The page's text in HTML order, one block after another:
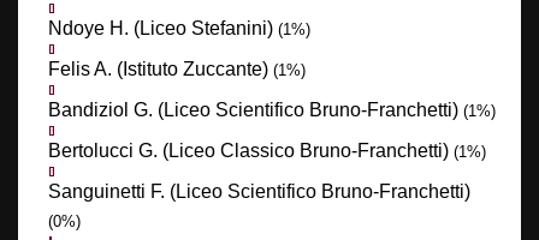
Ndoye H. (Liceo Stefanini) (1%)
Felis A. (Istituto Zuccante) (1%)
Bandiziol G. (Liceo Scientifico Bruno-Franchetti) (1%)
Bertolucci G. (Liceo Classico Bruno-Franchetti) (1%)
Sanguinetti F. (Liceo Scientifico Bruno-Franchetti)
(0%)